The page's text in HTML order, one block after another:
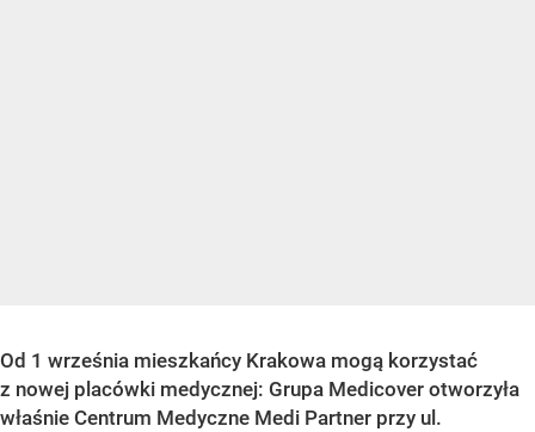
Od 1 września mieszkańcy Krakowa mogą korzystać
z nowej placówki medycznej: Grupa Medicover otworzyła
właśnie Centrum Medyczne Medi Partner przy ul.